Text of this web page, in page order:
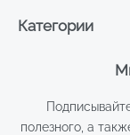
полезного, а
Категории